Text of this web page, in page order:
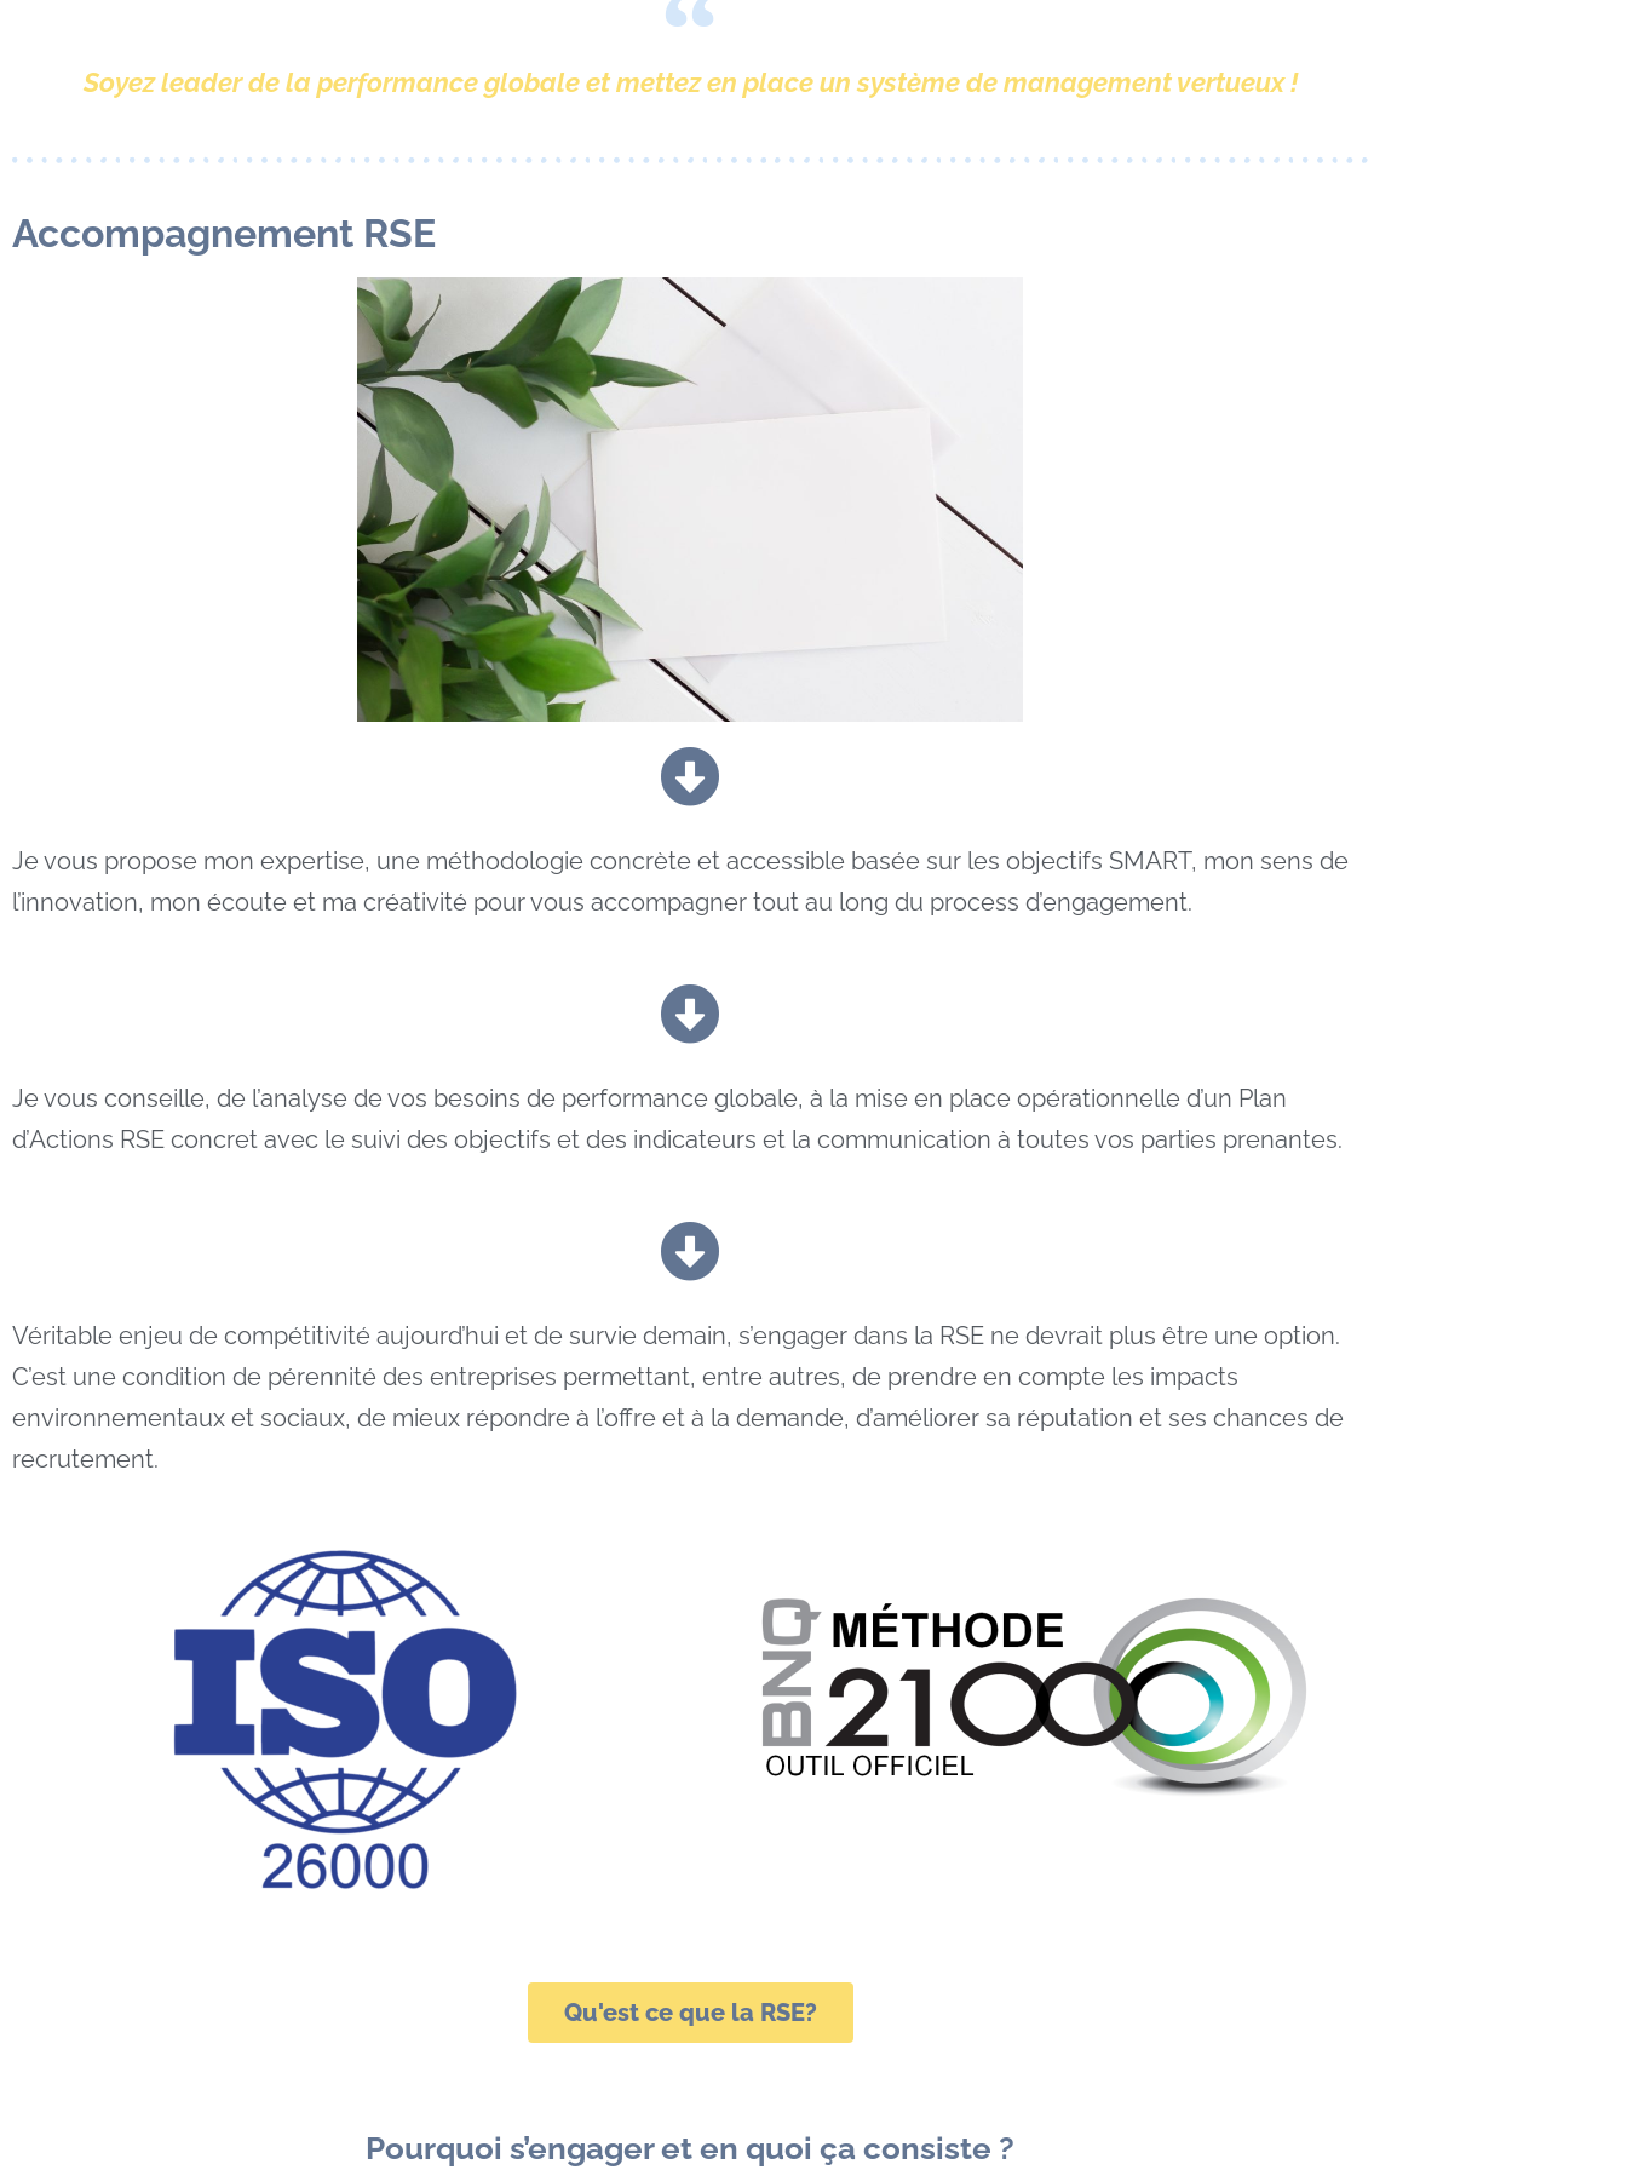
Soyez leader de la performance globale et mettez en place un système de management vertueux !
Accompagnement RSE
Je vous propose mon expertise, une méthodologie concrète et accessible basée sur les objectifs SMART, mon sens de
l’innovation, mon écoute et ma créativité pour vous accompagner tout au long du process d’engagement.
Je vous conseille, de l’analyse de vos besoins de performance globale, à la mise en place opérationnelle d’un Plan
d’Actions RSE concret avec le suivi des objectifs et des indicateurs et la communication à toutes vos parties prenantes.
Véritable enjeu de compétitivité aujourd’hui et de survie demain, s’engager dans la RSE ne devrait plus être une option.
C’est une condition de pérennité des entreprises permettant, entre autres, de prendre en compte les impacts
environnementaux et sociaux, de mieux répondre à l’offre et à la demande, d’améliorer sa réputation et ses chances de
recrutement.
Qu'est ce que la RSE?
Pourquoi s’engager et en quoi ça consiste ?